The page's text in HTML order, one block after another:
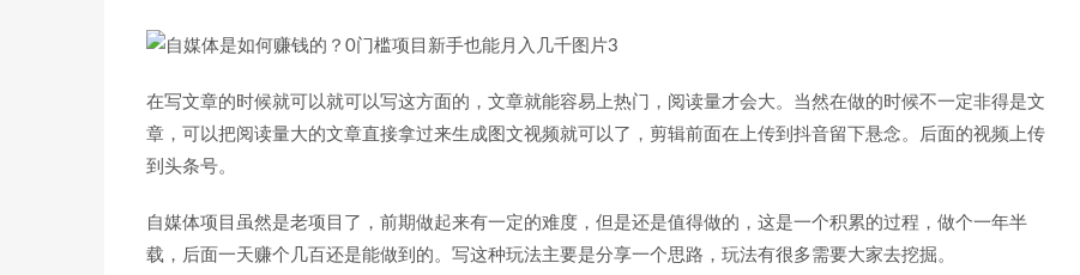
在写文章的时候就可以就可以写这方面的，文章就能容易上热门，阅读量才会大。当然在做的时候不一定非得是文
章，可以把阅读量大的文章直接拿过来生成图文视频就可以了，剪辑前面在上传到抖音留下悬念。后面的视频上传
到头条号。
自媒体项目虽然是老项目了，前期做起来有一定的难度，但是还是值得做的，这是一个积累的过程，做个一年半
载，后面一天赚个几百还是能做到的。写这种玩法主要是分享一个思路，玩法有很多需要大家去挖掘。